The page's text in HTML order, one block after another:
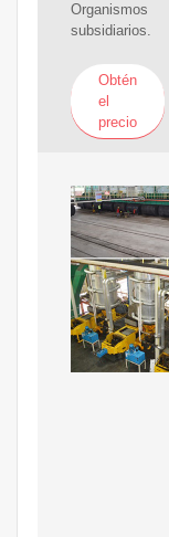
Organismos
subsidiarios.
Obtén
el
precio